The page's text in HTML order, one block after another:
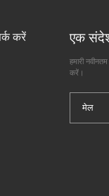
करें एक
हमारी
करें।